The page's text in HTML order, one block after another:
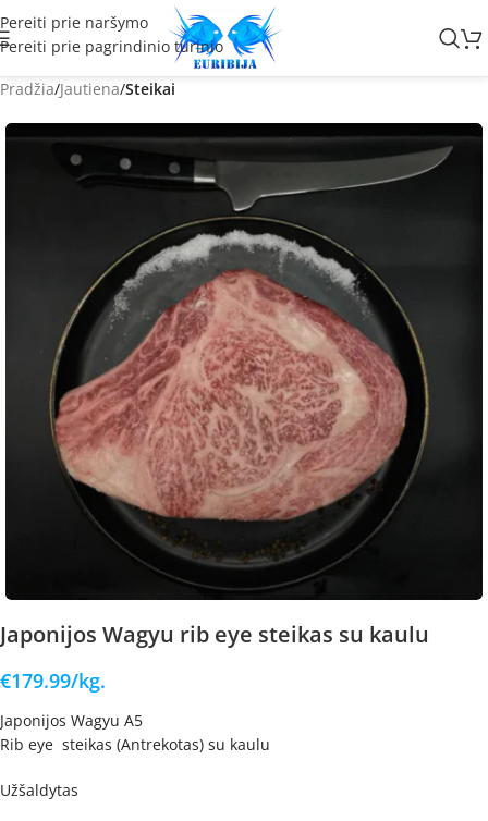
Pereiti prie naršymo
Pereiti prie pagrindinio turinio
Pradžia Jautiena Steikai
Japonijos Wagyu rib eye steikas su kaulu
€179.99/kg.
Japonijos Wagyu A5
Rib eye steikas (Antrekotas) su kaulu
Užšaldytas